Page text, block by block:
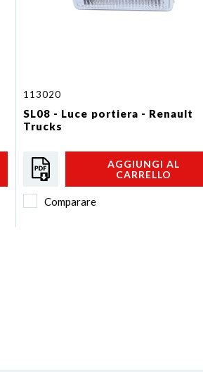
113020
SL08 - Luce portiera - Renault
Trucks
AGGIUNGI AL
CARRELLO
Comparare